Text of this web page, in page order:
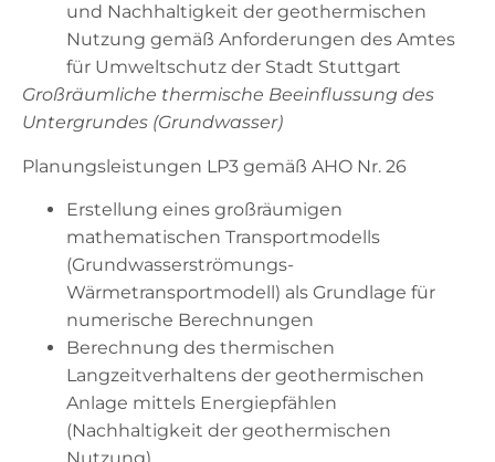
und Nachhaltigkeit der geothermischen
Nutzung gemäß Anforderungen des Amtes
für Umweltschutz der Stadt Stuttgart
Großräumliche thermische Beeinflussung des
Untergrundes (Grundwasser)
Planungsleistungen LP3 gemäß AHO Nr. 26
Erstellung eines großräumigen
mathematischen Transportmodells
(Grundwasserströmungs-
Wärmetransportmodell) als Grundlage für
numerische Berechnungen
Berechnung des thermischen
Langzeitverhaltens der geothermischen
Anlage mittels Energiepfählen
(Nachhaltigkeit der geothermischen